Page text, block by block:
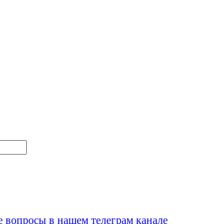
в нашем телеграм канале